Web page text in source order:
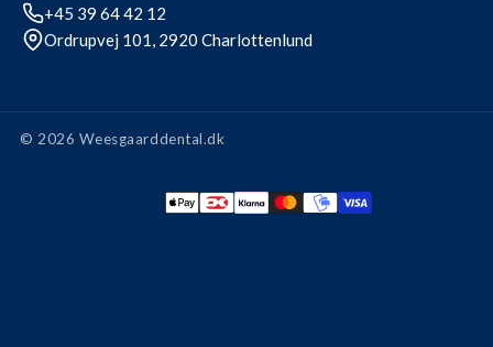
+45 39 64 42 12
Ordrupvej 101, 2920 Charlottenlund
© 2026 Weesgaarddental.dk
Betalingsmetode